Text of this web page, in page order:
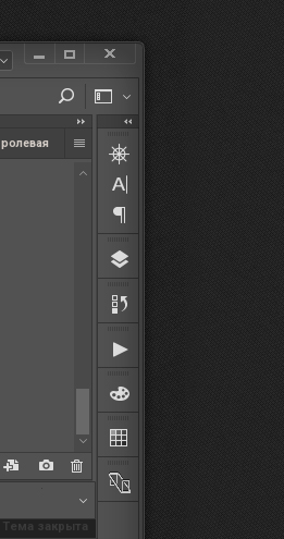
ролевая
Тема закрыта